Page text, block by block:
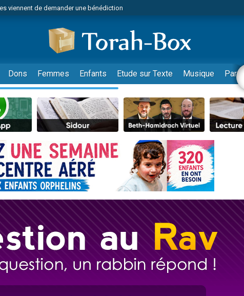
viennent de demander une bénédiction
viennent de faire un don pour Diane, 80 ans, dans un appartement insalubre
donner son Maasser
viennent de nous rejoindre sur WhatsApp
viennent de nous rejoindre sur WhatsApp
de donner son Maasser
viennent de faire un don pour 5 jours de vacances aux Orphelins
viennent de nous rejoindre sur WhatsApp
viennent de demander une bénédiction
49 places pour étudier en groupe sur Zoom
viennent de faire un don pour Sauvez la jambe de Yohan
musiques dans Torah-Box Music
viennent de nous rejoindre sur WhatsApp
viennent de nous rejoindre sur WhatsApp
viennent de nous rejoindre sur WhatsApp
viennent de faire un don pour Tsédaka : pauvres d'Israel
radio : Visions de grandeur n°104 : Le Chabbath et le Birkat Hamazone à
Dons Femmes Enfants Etude sur Texte Musique